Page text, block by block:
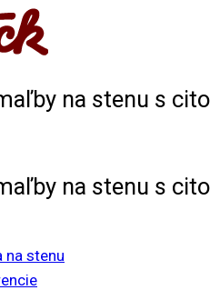
na stenu s
na stenu s
na stenu